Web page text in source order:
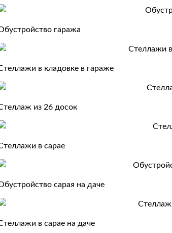
гаража
в кладовке в гараже
из 26 досок
в сарае
сарая на даче
в сарае на даче